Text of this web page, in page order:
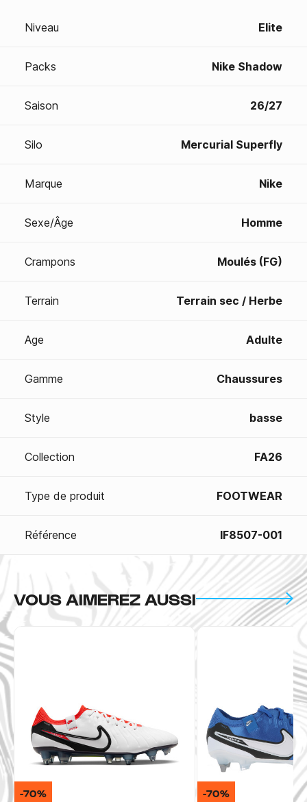
Niveau Elite
Packs Nike Shadow
Saison 26/27
Silo Mercurial Superfly
Marque Nike
Sexe/Âge Homme
Crampons Moulés (FG)
Terrain Terrain sec / Herbe
Age Adulte
Gamme Chaussures
Style basse
Collection FA26
Type de produit FOOTWEAR
Référence IF8507-001
VOUS AIMEREZ AUSSI
-70% -70%